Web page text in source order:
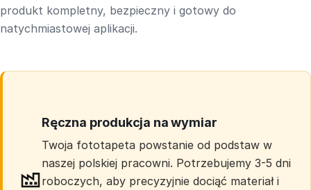
produkt kompletny, bezpieczny i gotowy do
natychmiastowej aplikacji.
Ręczna produkcja na wymiar
Twoja fototapeta powstanie od podstaw w
naszej polskiej pracowni. Potrzebujemy 3-5 dni
roboczych, aby precyzyjnie dociąć materiał i